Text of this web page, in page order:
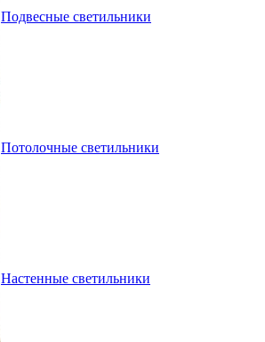
Подвесные светильники
Потолочные светильники
Настенные светильники